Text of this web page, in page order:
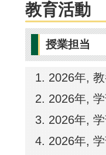
教育活動
授業担当
2026年,
2026年,
2026年,
2026年,